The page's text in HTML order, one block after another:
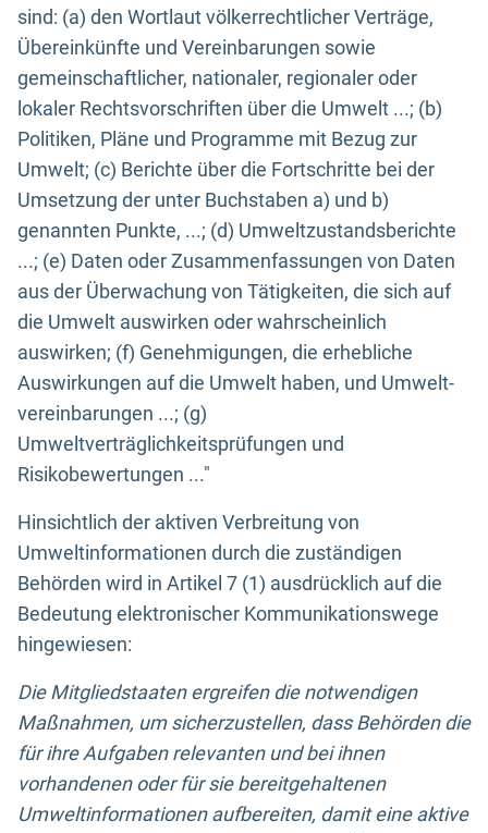
sind: (a) den Wortlaut völkerrechtlicher Verträge,
Übereinkünfte und Vereinbarungen sowie
gemeinschaftlicher, nationaler, regionaler oder
lokaler Rechtsvorschriften über die Umwelt ...; (b)
Politiken, Pläne und Programme mit Bezug zur
Umwelt; (c) Berichte über die Fortschritte bei der
Umsetzung der unter Buchstaben a) und b)
genannten Punkte, ...; (d) Umweltzustandsberichte
...; (e) Daten oder Zusammenfassungen von Daten
aus der Überwachung von Tätigkeiten, die sich auf
die Umwelt auswirken oder wahrscheinlich
auswirken; (f) Genehmigungen, die erhebliche
Auswirkungen auf die Umwelt haben, und Umwelt-
vereinbarungen ...; (g)
Umweltverträglichkeitsprüfungen und
Risikobewertungen ..."
Hinsichtlich der aktiven Verbreitung von
Umweltinformationen durch die zuständigen
Behörden wird in Artikel 7 (1) ausdrücklich auf die
Bedeutung elektronischer Kommunikationswege
hingewiesen:
Die Mitgliedstaaten ergreifen die notwendigen
Maßnahmen, um sicherzustellen, dass Behörden die
für ihre Aufgaben relevanten und bei ihnen
vorhandenen oder für sie bereitgehaltenen
Umweltinformationen aufbereiten, damit eine aktive